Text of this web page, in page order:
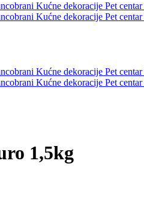
Kućne dekoracije Pet centar
Kućne dekoracije Pet centar
Kućne dekoracije Pet centar
Kućne dekoracije Pet centar
1,5kg